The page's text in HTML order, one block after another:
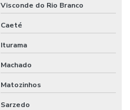
Visconde do Rio Branco
Caeté
Iturama
Machado
Matozinhos
Sarzedo